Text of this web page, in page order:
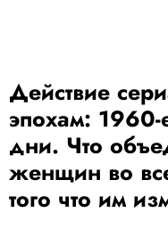
Действие
эпохам:
дни. Что
женщин во
того что им